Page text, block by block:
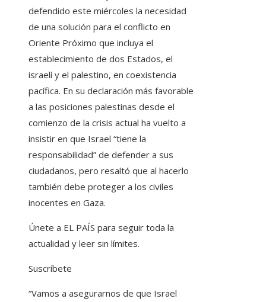
defendido este miércoles la necesidad
de una solución para el conflicto en
Oriente Próximo que incluya el
establecimiento de dos Estados, el
israelí y el palestino, en coexistencia
pacífica. En su declaración más favorable
a las posiciones palestinas desde el
comienzo de la crisis actual ha vuelto a
insistir en que Israel “tiene la
responsabilidad” de defender a sus
ciudadanos, pero resaltó que al hacerlo
también debe proteger a los civiles
inocentes en Gaza.
Únete a EL PAÍS para seguir toda la
actualidad y leer sin límites.
Suscríbete
“Vamos a asegurarnos de que Israel